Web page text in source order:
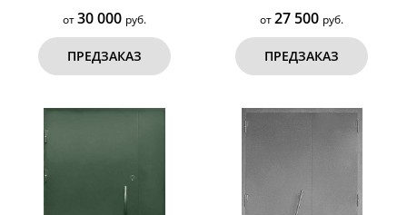
от30 000 руб.
ПРЕДЗАКАЗ
от27 500 руб.
ПРЕДЗАКАЗ